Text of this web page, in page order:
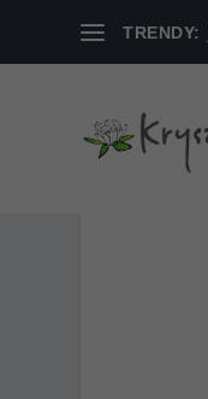
TRENDY: